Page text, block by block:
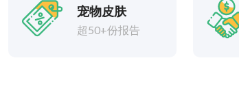
宠物皮肤
超50+份报告